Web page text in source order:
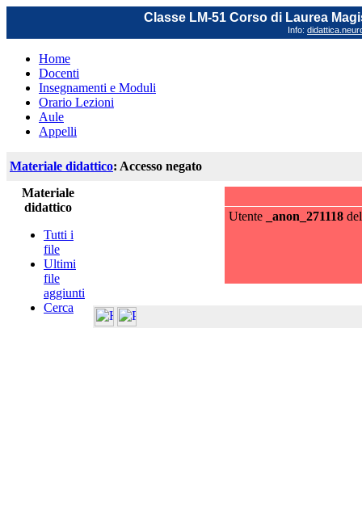
Classe LM-51 Corso di Laurea
Info:
Home
Docenti
Insegnamenti e Moduli
Orario Lezioni
Aule
Appelli
Materiale didattico: Accesso negato
Materiale
didattico
Tutti i
file
Ultimi
file
aggiunti
Cerca
Utente _anon_271118